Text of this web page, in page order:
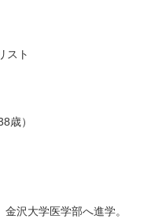
スト
歳）
沢大学医学部へ進学。